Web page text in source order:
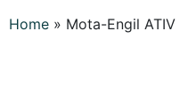
Home » Mota-Engil